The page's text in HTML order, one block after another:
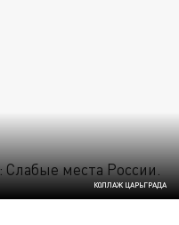
КОЛЛАЖ ЦАРЬГРАДА